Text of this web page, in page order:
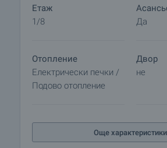
Етаж
1/8
Да
Отопление
Електрически печки /
Подово отопление
Двор
не
Още характеристики